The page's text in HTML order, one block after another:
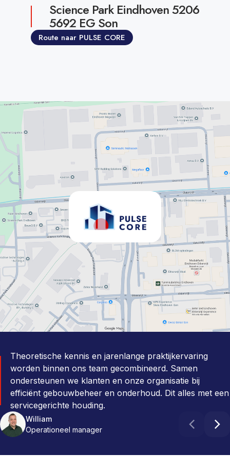
Science Park Eindhoven 5206
5692 EG Son
Route naar PULSE CORE
Theoretische kennis en jarenlange praktijkervaring
worden binnen ons team gecombineerd. Samen
ondersteunen we klanten en onze organisatie bij
efficiënt gebouwbeheer en onderhoud. Dit alles met een
servicegerichte houding.
William
Operationeel manager
Robbert
Anne
PULSE Consultant
Roderik
Barry
Manager PULSE CORE